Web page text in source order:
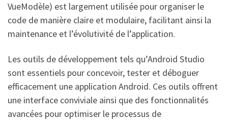
VueModèle) est largement utilisée pour organiser le
code de manière claire et modulaire, facilitant ainsi la
maintenance et l’évolutivité de l’application.
Les outils de développement tels qu’Android Studio
sont essentiels pour concevoir, tester et déboguer
efficacement une application Android. Ces outils offrent
une interface conviviale ainsi que des fonctionnalités
avancées pour optimiser le processus de